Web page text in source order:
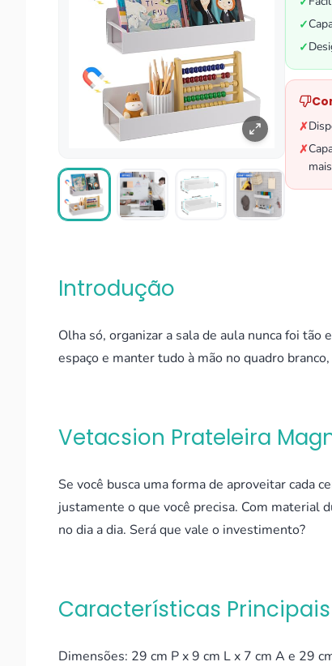
✓
✓
✗
✗
Introdução
Olha só, organizar a sala de aula nunca foi
espaço e manter tudo à mão no quadro
Vetacsion Prateleira
Se você busca uma forma de aproveitar cada
justamente o que você precisa. Com material
no dia a dia. Será que vale o investimento?
Características Principais
Dimensões: 29 cm P x 9 cm L x 7 cm A e 29